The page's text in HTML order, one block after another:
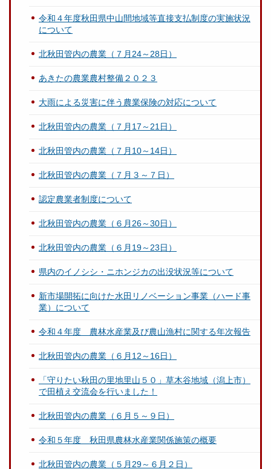
令和４年度秋田県中山間地域等直接支払制度の実施状況
について
北秋田管内の農業（７月24～28日）
あきたの農業農村整備２０２３
大雨による災害に伴う農業保険の対応について
北秋田管内の農業（７月17～21日）
北秋田管内の農業（７月10～14日）
北秋田管内の農業（７月３～７日）
認定農業者制度について
北秋田管内の農業（６月26～30日）
北秋田管内の農業（６月19～23日）
県内のイノシシ・ニホンジカの出没状況等について
新市場開拓に向けた水田リノベーション事業（ハード事
業）について
令和４年度 農林水産業及び農山漁村に関する年次報告
北秋田管内の農業（６月12～16日）
「守りたい秋田の里地里山５０」草木谷地域（潟上市）
で田植え交流会を行いました！
北秋田管内の農業（６月５～９日）
令和５年度 秋田県農林水産業関係施策の概要
北秋田管内の農業（５月29～６月２日）